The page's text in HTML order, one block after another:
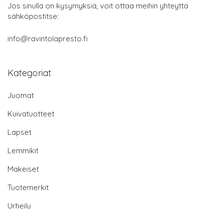
Jos sinulla on kysymyksiä, voit ottaa meihin yhteyttä
sähköpostitse:
info@ravintolapresto.fi
Kategoriat
Juomat
Kuivatuotteet
Lapset
Lemmikit
Makeiset
Tuotemerkit
Urheilu